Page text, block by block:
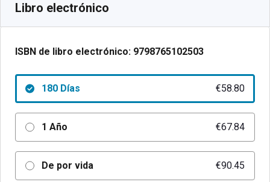
Libro electrónico
ISBN de libro electrónico: 9798765102503
180 Días €58.80
1 Año €67.84
De por vida €90.45